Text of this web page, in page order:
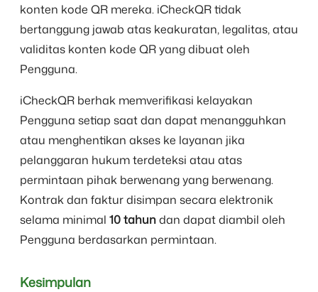
konten kode QR mereka. iCheckQR tidak
bertanggung jawab atas keakuratan, legalitas, atau
validitas konten kode QR yang dibuat oleh
Pengguna.
iCheckQR berhak memverifikasi kelayakan
Pengguna setiap saat dan dapat menangguhkan
atau menghentikan akses ke layanan jika
pelanggaran hukum terdeteksi atau atas
permintaan pihak berwenang yang berwenang.
Kontrak dan faktur disimpan secara elektronik
selama minimal 10 tahundan dapat diambil oleh
Pengguna berdasarkan permintaan.
Kesimpulan